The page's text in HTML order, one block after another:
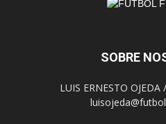
SOBRE
LUIS ERNESTO